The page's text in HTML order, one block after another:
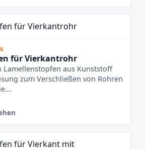
für Vierkantrohr
Lamellenstopfen aus Kunststoff
zum Verschließen von Rohren